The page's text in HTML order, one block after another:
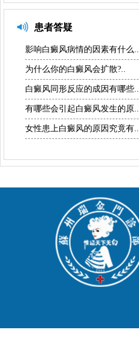
患者答疑
影响白癜风病情的因素有什么..
为什么你的白癜风会扩散?..
白癜风同形反应的成因有哪些..
有哪些会引起白癜风发生的原..
女性患上白癜风的原因究竟有..